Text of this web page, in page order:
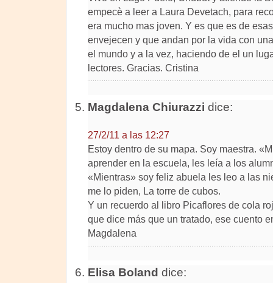
empecè a leer a Laura Devetach, para
era mucho mas joven. Y es que es de
envejecen y que andan por la vida con
el mundo y a la vez, haciendo de el un
lectores. Gracias. Cristina
Magdalena Chiurazzi dice:
27/2/11 a las 12:27
Estoy dentro de su mapa. Soy maestra.
aprender en la escuela, les leía a los
«Mientras» soy feliz abuela les leo a las
me lo piden, La torre de cubos.
Y un recuerdo al libro Picaflores de cola
que dice más que un tratado, ese cuento
Magdalena
Elisa Boland dice: